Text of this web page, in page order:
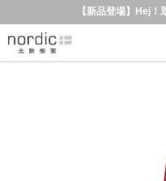
【新品登場】Hej！